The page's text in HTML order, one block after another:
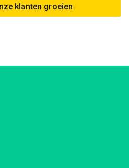
klanten groeien